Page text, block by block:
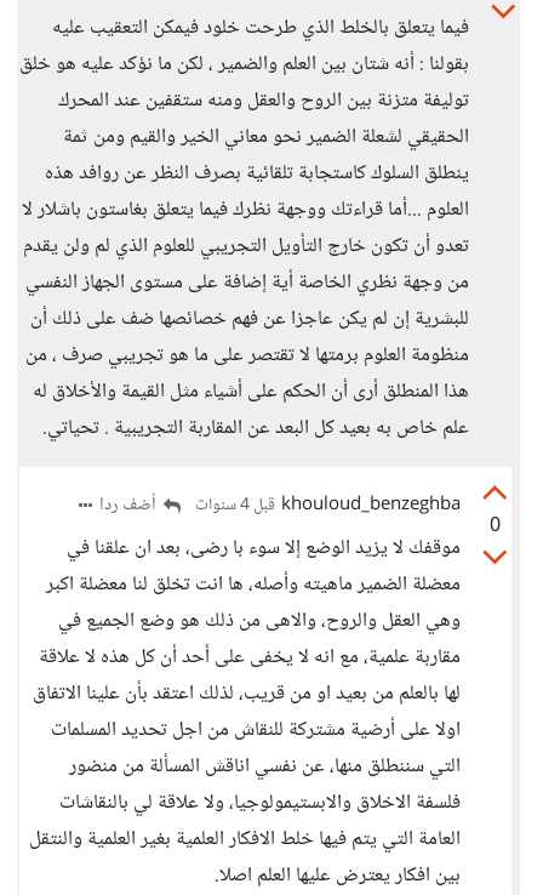
فيما يتعلق بالخلط الذي طرحت خلود فيمكن التعقيب عليه
بقولنا : أنه شتان بين العلم والضمير ، لكن ما نؤكد عليه هو خلق
توليفة متزنة بين الروح والعقل ومنه ستقفين عند المحرك
الحقيقي لشعلة الضمير نحو معاني الخير والقيم ومن ثمة
ينطلق السلوك كاستجابة تلقائية بصرف النظر عن روافد هذه
العلوم ...أما قراءتك ووجهة نظرك فيما يتعلق بغاستون باشلار لا
تعدو أن تكون خارج التأويل التجريبي للعلوم الذي لم ولن يقدم
من وجهة نظري الخاصة أية إضافة على مستوى الجهاز النفسي
للبشرية إن لم يكن عاجزا عن فهم خصائصها ضف على ذلك أن
منظومة العلوم برمتها لا تقتصر على ما هو تجريبي صرف ، من
هذا المنطلق أرى أن الحكم على أشياء مثل القيمة والأخلاق له
علم خاص به بعيد كل البعد عن المقاربة التجريبية . تحياتي.
0
khouloud_benzeghba قبل 4 سنوات أضف ردا
موقفك لا يزيد الوضع إلا سوء با رضى، بعد ان علقنا في
معضلة الضمير ماهيته وأصله، ها انت تخلق لنا معضلة اكبر
وهي العقل والروح، والاهى من ذلك هو وضع الجميع في
مقاربة علمية، مع انه لا يخفى على أحد أن كل هذه لا علاقة
لها بالعلم من بعيد او من قريب، لذلك اعتقد بأن علينا الاتفاق
اولا على أرضية مشتركة للنقاش من اجل تحديد المسلمات
التي سننطلق منها، عن نفسي اناقش المسألة من منضور
فلسفة الاخلاق والابستيمولوجيا، ولا علاقة لي بالنقاشات
العامة التي يتم فيها خلط الافكار العلمية بغير العلمية والنتقل
بين افكار يعترض عليها العلم اصلا.